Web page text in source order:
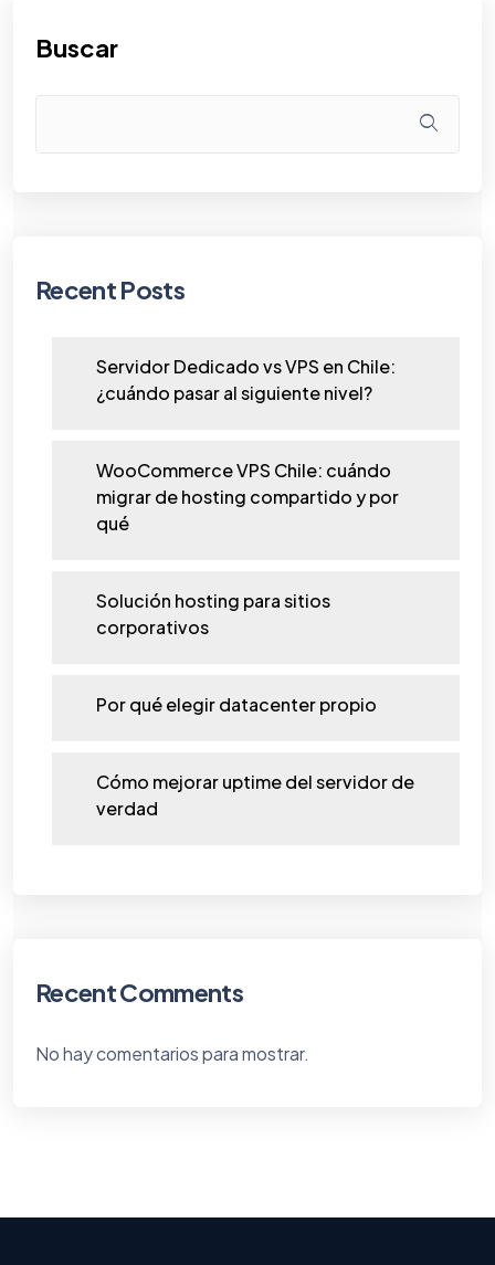
Buscar
Recent Posts
Servidor Dedicado vs VPS en Chile:
¿cuándo pasar al siguiente nivel?
WooCommerce VPS Chile: cuándo
migrar de hosting compartido y por
qué
Solución hosting para sitios
corporativos
Por qué elegir datacenter propio
Cómo mejorar uptime del servidor de
verdad
Recent Comments
No hay comentarios para mostrar.